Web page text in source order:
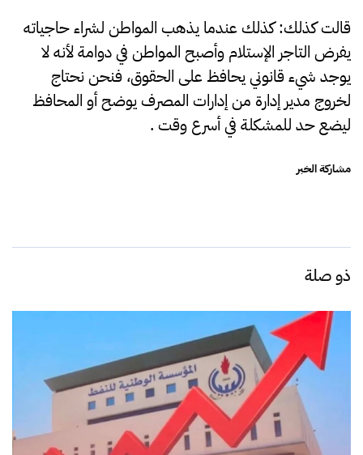
قالت كذلك: كذلك عندما يذهب المواطن لشراء حاجياته
يفرض التاجر الإستلام وأصبح المواطن في دوامة لأنه لا
يوجد شيء قانوني يحافظ على الحقوق، فنحن نحتاج
لخروج مدير إدارة من إدارات المصرف يوضح أو المحافظ
ليضع حد للمشكلة في أسرع وقت .
مشاركة الخبر
ذو صلة